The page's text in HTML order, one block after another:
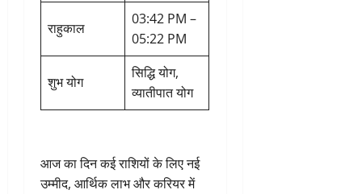
राहुकाल
03:42 PM –
05:22 PM
शुभ योग
सिद्धि योग,
व्यातीपात योग
आज का दिन कई राशियों के लिए नई
उम्मीद, आर्थिक लाभ और करियर में